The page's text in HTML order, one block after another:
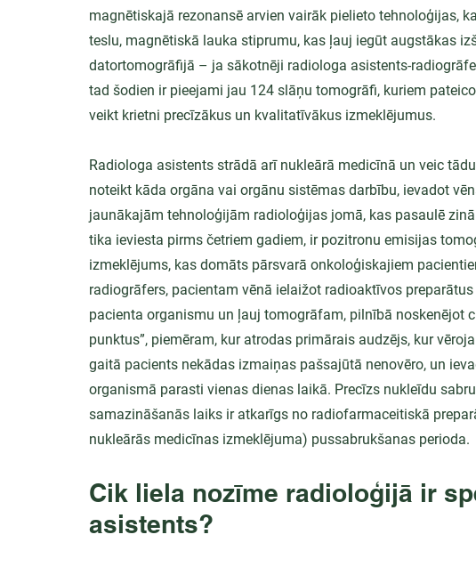
magnētiskajā rezonansē arvien vairāk pielieto tehnoloģijas,
teslu, magnētiskā lauka stiprumu, kas ļauj iegūt augstākas
datortomogrāfijā – ja sākotnēji radiologa asistents-
tad šodien ir pieejami jau 124 slāņu tomogrāfi, kuriem
veikt krietni precīzākus un kvalitatīvākus izmeklējumus.
Radiologa asistents strādā arī nukleārā medicīnā un veic
noteikt kāda orgāna vai orgānu sistēmas darbību, ievadot
jaunākajām tehnoloģijām radioloģijas jomā, kas pasaulē
tika ieviesta pirms četriem gadiem, ir pozitronu emisijas
izmeklējums, kas domāts pārsvarā onkoloģiskajiem
radiogrāfers, pacientam vēnā ielaižot radioaktīvos
pacienta organismu un ļauj tomogrāfam, pilnībā noskenējot
punktus”, piemēram, kur atrodas primārais audzējs, kur
gaitā pacients nekādas izmaiņas pašsajūtā nenovēro, un
organismā parasti vienas dienas laikā. Precīzs nukleīdu
samazināšanās laiks ir atkarīgs no radiofarmaceitiskā
nukleārās medicīnas izmeklējuma) pussabrukšanas perioda.
Cik liela nozīme radioloģijā ir
asistents?